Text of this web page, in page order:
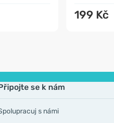
199 Kč
se k nám
s námi